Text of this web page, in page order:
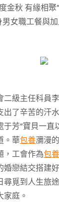
金秋 有緣相
女職工餐與
級主任科員李
出了辛苦的汗
于芳“寶貝一直
。華包養瀰漫
，工會作為包
婚戀結交搭建
尋覓到人生旅
家庭。